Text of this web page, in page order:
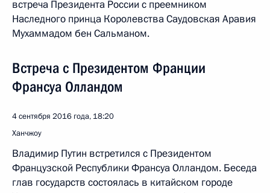
встреча Президента России с преемником
Наследного принца Королевства Саудовская Аравия
Мухаммадом бен Сальманом.
Встреча с Президентом Франции
Франсуа Олландом
4 сентября 2016 года, 18:20
Ханчжоу
Владимир Путин встретился с Президентом
Французской Республики Франсуа Олландом. Беседа
глав государств состоялась в китайском городе